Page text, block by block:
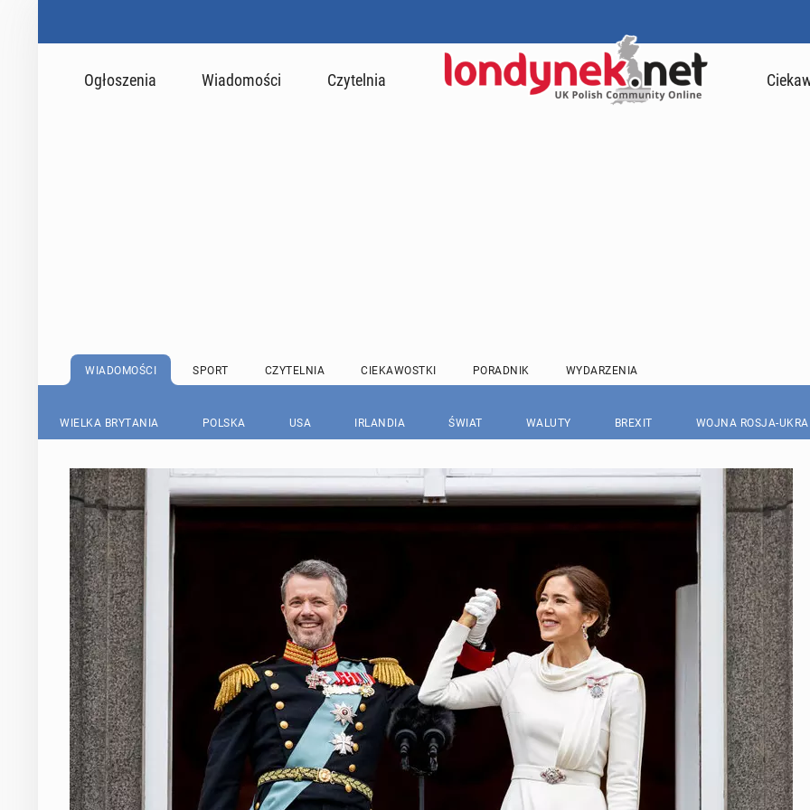
Ogłoszenia Wiadomości Czytelnia
WIADOMOŚCI SPORT CZYTELNIA CIEKAWOSTKI PORADNIK WYDARZENIA
WIELKA BRYTANIA POLSKA USA IRLANDIA ŚWIAT WALUTY BREXIT WOJNA ROSJA-